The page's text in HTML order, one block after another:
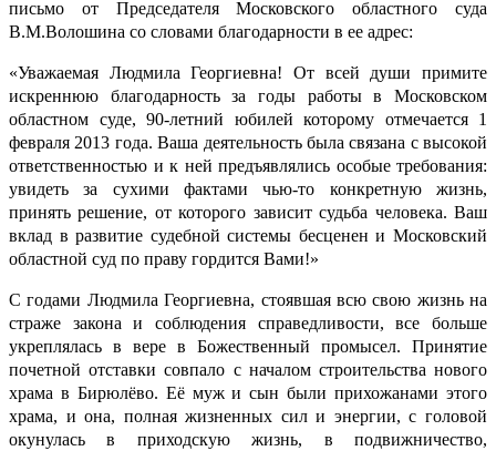
письмо от Председателя Московского областного суда
В.М.Волошина со словами благодарности в ее адрес:
«Уважаемая Людмила Георгиевна! От всей души примите
искреннюю благодарность за годы работы в Московском
областном суде, 90-летний юбилей которому отмечается 1
февраля 2013 года. Ваша деятельность была связана с высокой
ответственностью и к ней предъявлялись особые требования:
увидеть за сухими фактами чью-то конкретную жизнь,
принять решение, от которого зависит судьба человека. Ваш
вклад в развитие судебной системы бесценен и Московский
областной суд по праву гордится Вами!»
С годами Людмила Георгиевна, стоявшая всю свою жизнь на
страже закона и соблюдения справедливости, все больше
укреплялась в вере в Божественный промысел. Принятие
почетной отставки совпало с началом строительства нового
храма в Бирюлёво. Её муж и сын были прихожанами этого
храма, и она, полная жизненных сил и энергии, с головой
окунулась в приходскую жизнь, в подвижничество,